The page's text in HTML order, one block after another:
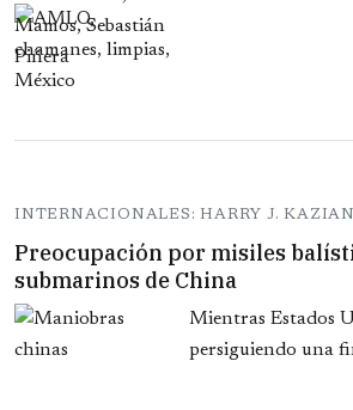
INTERNACIONALES: HARRY J.
Preocupación por misiles
submarinos de China
Mientras Estados
persiguiendo una